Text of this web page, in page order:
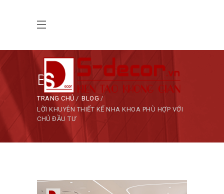
Blog
TRANG CHỦ
BLOG
LỜI KHUYÊN THIẾT KẾ NHA KHOA PHÙ HỢP VỚI
CHỦ ĐẦU TƯ